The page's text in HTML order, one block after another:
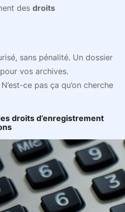
des droits
sans pénalité. Un dossier
vos archives.
ce pas ça qu’on cherche
droits d’enregistrement